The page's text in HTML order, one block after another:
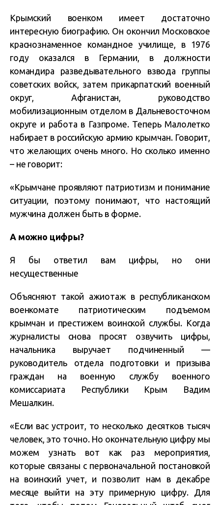
Крымский военком имеет достаточно
интересную биографию. Он окончил Московское
краснознаменное командное училище, в 1976
году оказался в Германии, в должности
командира разведывательного взвода группы
советских войск, затем прикарпатский военный
округ, Афганистан, руководство
мобилизационным отделом в Дальневосточном
округе и работа в Газпроме. Теперь Малолетко
набирает в российскую армию крымчан. Говорит,
что желающих очень много. Но сколько именно
– не говорит:
«Крымчане проявляют патриотизм и понимание
ситуации, поэтому понимают, что настоящий
мужчина должен быть в форме.
А можно цифры?
Я бы ответил вам цифры, но они
несущественные
Объясняют такой ажиотаж в республиканском
военкомате патриотическим подъемом
крымчан и престижем воинской службы. Когда
журналисты снова просят озвучить цифры,
начальника выручает подчиненный —
руководитель отдела подготовки и призыва
граждан на военную службу военного
комиссариата Республики Крым Вадим
Мешалкин.
«Если вас устроит, то несколько десятков тысяч
человек, это точно. Но окончательную цифру мы
можем узнать вот как раз мероприятия,
которые связаны с первоначальной постановкой
на воинский учет, и позволит нам в декабре
месяце выйти на эту примерную цифру. Для